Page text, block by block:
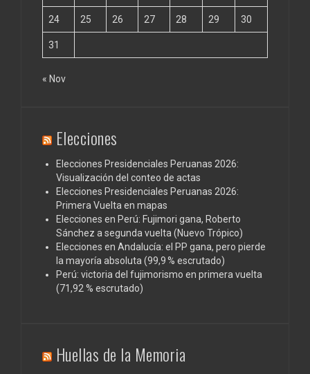
24 25 26 27 28 29 30
31
« Nov
Elecciones
Elecciones Presidenciales Peruanas 2026:
Visualización del conteo de actas
Elecciones Presidenciales Peruanas 2026:
Primera Vuelta en mapas
Elecciones en Perú: Fujimori gana, Roberto
Sánchez a segunda vuelta (Nuevo Trópico)
Elecciones en Andalucía: el PP gana, pero pierde
la mayoría absoluta (99,9 % escrutado)
Perú: victoria del fujimorismo en primera vuelta
(71,92 % escrutado)
Huellas de la Memoria